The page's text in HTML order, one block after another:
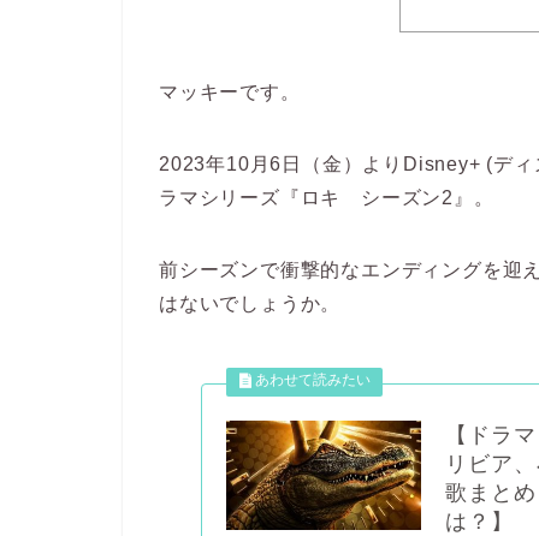
マッキーです。
2023年10月6日（金）よりDisney+ (デ
ラマシリーズ『ロキ シーズン2』。
前シーズンで衝撃的なエンディングを迎
はないでしょうか。
【ドラ
リビア
歌まと
は？】